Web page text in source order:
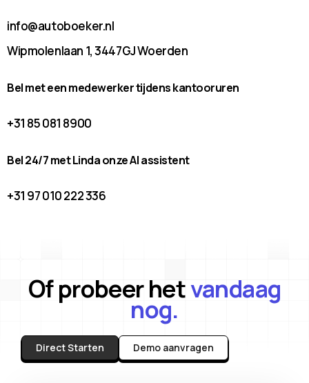
info@autoboeker.nl
Wipmolenlaan 1, 3447GJ Woerden
Bel met een medewerker tijdens kantooruren
+31 85 081 8900
Bel 24/7 met Linda onze AI assistent
+31 97 010 222 336
Of probeer hetvandaag
nog.
Direct Starten Demo aanvragen